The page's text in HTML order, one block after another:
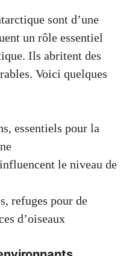
sont d’une
un rôle essentiel
Ils abritent des
Voici quelques
essentiels pour la
le niveau de
refuges pour de
d’oiseaux